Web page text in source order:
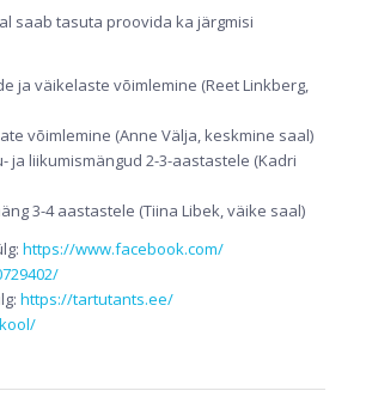
saab tasuta proovida ka järgmisi
ja väikelaste võimlemine (Reet Linkberg,
võimlemine (Anne Välja, keskmine saal)
ja liikumismängud 2-3-aastastele (Kadri
3-4 aastastele (Tiina Libek, väike saal)
https://www.facebook.com/
https://tartutants.ee/